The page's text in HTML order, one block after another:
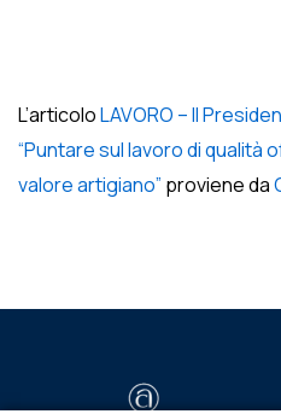
L’articoloLAVORO – Il
“Puntare sul lavoro di qualità
valore artigiano” proviene da